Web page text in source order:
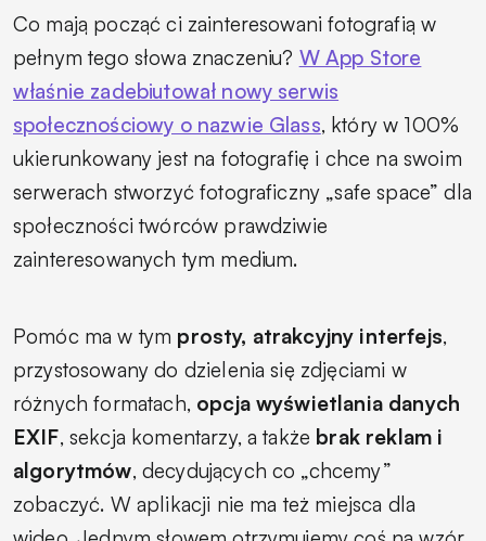
Co mają począć ci zainteresowani fotografią w
pełnym tego słowa znaczeniu? W App Store
właśnie zadebiutował nowy serwis
społecznościowy o nazwie Glass, który w 100%
ukierunkowany jest na fotografię i chce na swoim
serwerach stworzyć fotograficzny „safe space” dla
społeczności twórców prawdziwie
zainteresowanych tym medium.
Pomóc ma w tym prosty, atrakcyjny interfejs,
przystosowany do dzielenia się zdjęciami w
różnych formatach, opcja wyświetlania danych
EXIF, sekcja komentarzy, a także brak reklam i
algorytmów, decydujących co „chcemy”
zobaczyć. W aplikacji nie ma też miejsca dla